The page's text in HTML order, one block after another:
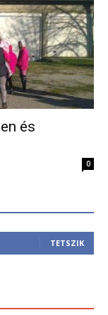
és
0
TETSZIK